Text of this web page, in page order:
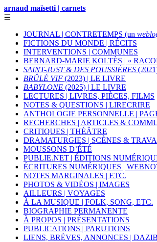
arnaud maïsetti | carnets
☰
JOURNAL | CONTRETEMPS (un
FICTIONS DU MONDE | RÉCITS
INTERVENTIONS | COMMUNES
BERNARD-MARIE KOLTÈS | «
SAINT-JUST & DES POUSSIÈRES
BRÛLÉ VIF (2023) | LE LIVRE
BABYLONE (2025) | LE LIVRE
LECTURES | LIVRES, PIÈCES, FILMS
NOTES & QUESTIONS | LIRECRIRE
ANTHOLOGIE PERSONNELLE |
RECHERCHES | ARTICLES &
CRITIQUES | THÉÂTRE
DRAMATURGIES | SCÈNES &
MOUSSONS D’ÉTÉ
PUBLIE.NET | ÉDITIONS
ÉCRITURES NUMÉRIQUES |
NOTES MARGINALES | ETC.
PHOTOS & VIDÉOS | IMAGES
AILLEURS | VOYAGES
À LA MUSIQUE | FOLK, SONG, ETC.
BIOGRAPHIE PERMANENTE
À PROPOS | PRÉSENTATIONS
PUBLICATIONS | PARUTIONS
LIENS, BRÈVES, ANNONCES |